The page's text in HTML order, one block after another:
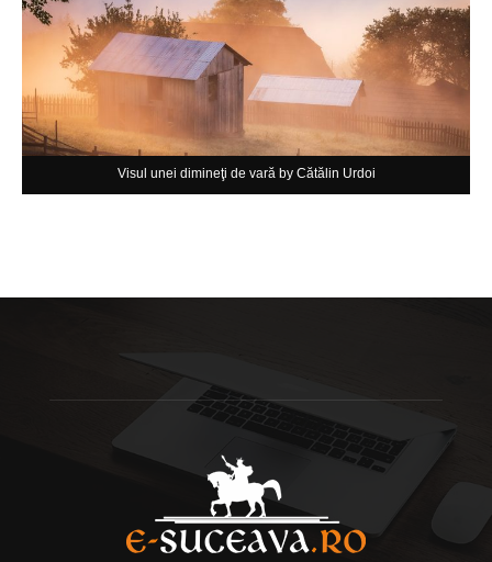
Visul unei dimineţi de vară by Cătălin Urdoi